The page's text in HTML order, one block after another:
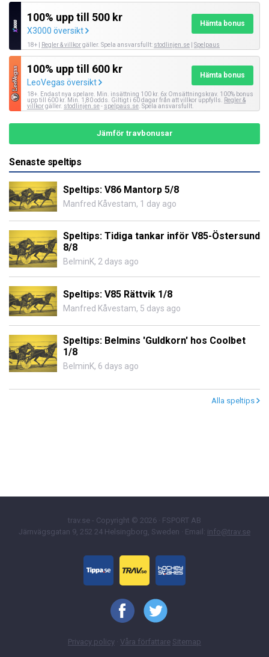
100% upp till 500 kr
X3000 översikt
Hämta bonus
18+ | Regler & villkorgäller. Spela ansvarsfullt: stodlinjen.se Spelpaus
100% upp till 600 kr
LeoVegas översikt
Hämta bonus
18+. Endast nya spelare. Min. insättning 100 kr. 6x Omsättningskrav. 100% bonus
upp till 600 kr. Min. 1,80 odds. Giltigt i 60 dagar från att villkor uppfylls.
Regler &
villkorgäller. stodlinjen.se- spelpaus.se . Spela ansvarsfullt.
Jämför travbonusar
Senaste speltips
Speltips: V86 Mantorp 5/8
Manfred Kåvestam, 1 day ago
Speltips: Tidiga tankar inför V85-Östersund
8/8
BelminK, 2 days ago
Speltips: V85 Rättvik 1/8
Manfred Kåvestam, 5 days ago
Speltips: Belmins 'Guldkorn' hos Coolbet
1/8
BelminK, 6 days ago
Alla speltips
trav.se - Copyright © 2026 · FSPORT AB
Järnvägsgatan 9, 252 24 Helsingborg, Sweden · Email: info@trav.se
Privacy policy · Våra författare Sitemap